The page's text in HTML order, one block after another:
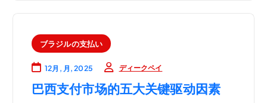
ブラジルの支払い
12月, 月, 2025 ディークペイ
巴西支付市场的五大关键驱动因素